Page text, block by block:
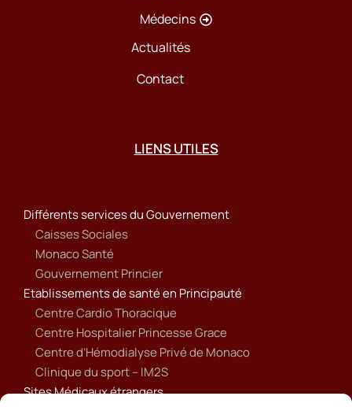
Médecins
Actualités
Contact
LIENS UTILES
Différents services du Gouvernement
Caisses Sociales
Monaco Santé
Gouvernement Princier
Etablissements de santé en Principauté
Centre Cardio Thoracique
Centre Hospitalier Princesse Grace
Centre d’Hémodialyse Privé de Monaco
Clinique du sport – IM2S
Sites Médicaux étrangers